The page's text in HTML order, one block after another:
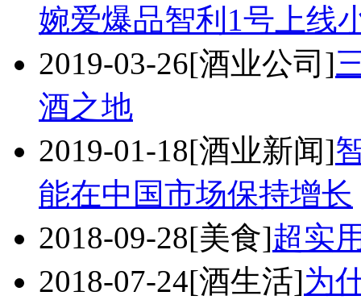
婉爱爆品智利1号上线
2019-03-26[酒业公司]
酒之地
2019-01-18[酒业新闻]
能在中国市场保持增长
2018-09-28[美食]超实
2018-07-24[酒生活]为